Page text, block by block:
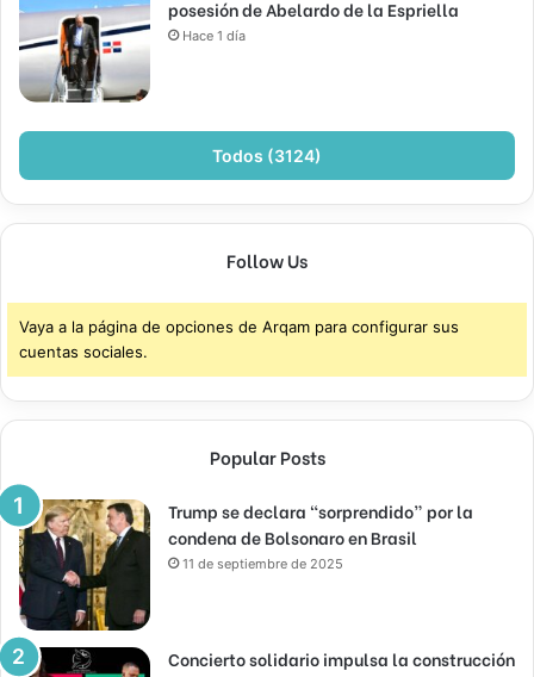
posesión de Abelardo de la Espriella
Hace 1 día
Todos (3124)
Follow Us
Vaya a la página de opciones de Arqam para configurar sus
cuentas sociales.
Popular Posts
Trump se declara “sorprendido” por la
condena de Bolsonaro en Brasil
11 de septiembre de 2025
Concierto solidario impulsa la construcción